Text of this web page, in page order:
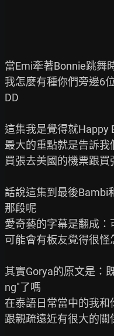
當Emi牽著Bonnie跳舞
我怎麼有種你們旁邊6
DD
這集我是覺得就Happy
最大的重點就是告訴我
買張去美國的機票跟
話說這集到最後Bambi
那段呢
愛奇藝的字幕是翻成：
可能會有板友覺得很怪
其實Gorya的原文是：
ng"了嗎
在泰語日常當中的我和
跟親疏遠近有很大的